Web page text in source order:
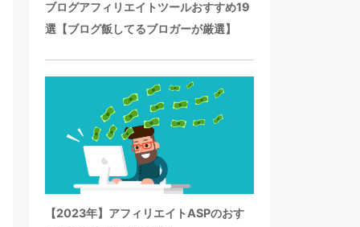
ブログアフィリエイトツールおすすめ19
選【ブログ飯してるブロガーが厳選】
【2023年】アフィリエイトASPのおす